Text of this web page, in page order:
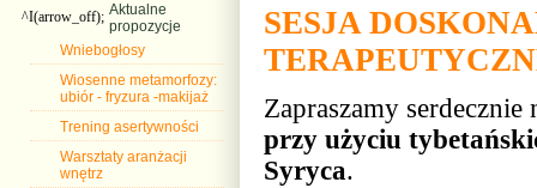
^I(arrow_off); Aktualne
propozycje
Wniebogłosy
Wiosenne metamorfozy:
ubiór - fryzura -makijaż
Trening asertywności
Warsztaty aranżacji
wnętrz
SESJA
Zapraszamy serdecznie
przy użyciu
Syryca.